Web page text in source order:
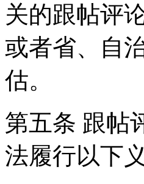
关的跟帖评
或者省、自
估。
第五条 跟帖
法履行以下